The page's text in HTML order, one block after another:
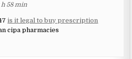
58 min
is it legal to buy prescription
cipa pharmacies